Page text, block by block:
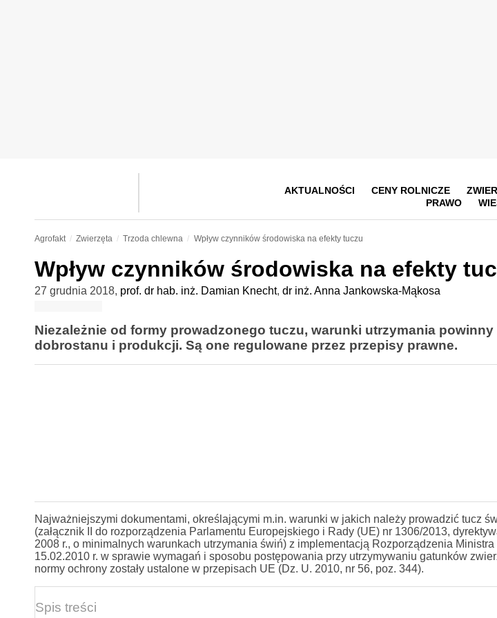
AKTUALNOŚCI CENY ROLNICZE
PRAWO
Agrofakt Zwierzęta Trzoda chlewna Wpływ czynników środowiska na efekty tuczu
Wpływ czynników środowiska na efekty
27 grudnia 2018, prof. dr hab. inż. Damian Knecht, dr inż. Anna Jankowska-Mąkosa
Niezależnie od formy prowadzonego tuczu, warunki utrzymania
dobrostanu i produkcji. Są one regulowane przez przepisy prawne.
Najważniejszymi dokumentami, określającymi m.in. warunki w jakich należy prowadzić tucz
(załącznik II do rozporządzenia Parlamentu Europejskiego i Rady (UE) nr 1306/2013,
2008 r., o minimalnych warunkach utrzymania świń) z implementacją Rozporządzenia
15.02.2010 r. w sprawie wymagań i sposobu postępowania przy utrzymywaniu gatunków
normy ochrony zostały ustalone w przepisach UE (Dz. U. 2010, nr 56, poz. 344).
Spis treści